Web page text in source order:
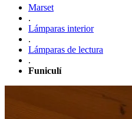
Marset
.
Lámparas interior
.
Lámparas de lectura
.
Funiculí